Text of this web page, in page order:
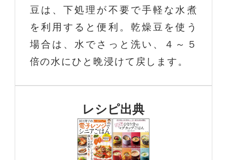
豆は、下処理が不要で手軽な水煮
を利用すると便利。乾燥豆を使う
場合は、水でさっと洗い、４～５
倍の水にひと晩浸けて戻します。
レシピ出典